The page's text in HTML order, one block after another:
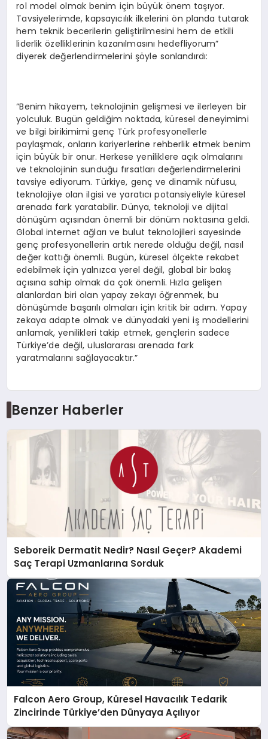
rol model olmak benim için büyük önem taşıyor.
Tavsiyelerimde, kapsayıcılık ilkelerini ön planda tutarak
hem teknik becerilerin geliştirilmesini hem de etkili
liderlik özelliklerinin kazanılmasını hedefliyorum”
diyerek değerlendirmelerini şöyle sonlandırdı:
“Benim hikayem, teknolojinin gelişmesi ve ilerleyen bir
yolculuk. Bugün geldiğim noktada, küresel deneyimimi
ve bilgi birikimimi genç Türk profesyonellerle
paylaşmak, onların kariyerlerine rehberlik etmek benim
için büyük bir onur. Herkese yeniliklere açık olmalarını
ve teknolojinin sunduğu fırsatları değerlendirmelerini
tavsiye ediyorum. Türkiye, genç ve dinamik nüfusu,
teknolojiye olan ilgisi ve yaratıcı potansiyeliyle küresel
arenada fark yaratabilir. Dünya, teknoloji ve dijital
dönüşüm açısından önemli bir dönüm noktasına geldi.
Global internet ağları ve bulut teknolojileri sayesinde
genç profesyonellerin artık nerede olduğu değil, nasıl
değer kattığı önemli. Bugün, küresel ölçekte rekabet
edebilmek için yalnızca yerel değil, global bir bakış
açısına sahip olmak da çok önemli. Hızla gelişen
alanlardan biri olan yapay zekayı öğrenmek, bu
dönüşümde başarılı olmaları için kritik bir adım. Yapay
zekaya adapte olmak ve dünyadaki yeni iş modellerini
anlamak, yenilikleri takip etmek, gençlerin sadece
Türkiye’de değil, uluslararası arenada fark
yaratmalarını sağlayacaktır.”
Benzer Haberler
Seboreik Dermatit Nedir? Nasıl Geçer? Akademi
Saç Terapi Uzmanlarına Sorduk
Falcon Aero Group, Küresel Havacılık Tedarik
Zincirinde Türkiye’den Dünyaya Açılıyor